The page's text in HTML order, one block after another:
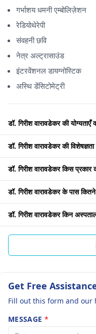
गर्भाशय धमनी एम्बोलिज़ेशन
रेडियोथेरेपी
संवहनी छवि
नेत्र अल्ट्रासाउंड
इंटरवेंशनल डायग्नोस्टिक
अस्थि डेंसिटोमेट्री
डॉ. गिरीश वारावडेकर की योग्यताएँ
डॉ. गिरीश वारावडेकर की
डॉ. गिरीश वारावडेकर किस
डॉ. गिरीश वारावडेकर के पास
डॉ. गिरीश वारावडेकर किन
Get Free
Fill out this form and our
MESSAGE *